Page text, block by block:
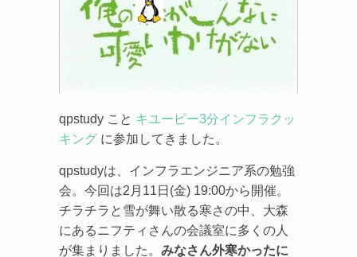
qpstudy こと キユーピー3分インフラクッ
キング に参加してきました。
qpstudyは、インフラエンジニア系の勉強
会。今回は2月11日(金) 19:00から開催。
チラチラと雪が舞い散る寒さの中、大森
にあるニフティさんの会議室に多くの人
が集まりました。 みなさん外寒かったに